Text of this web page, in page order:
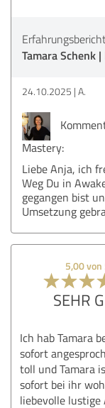
Tamara Schenk
24.10.2025 A.
Mastery:
Liebe Anja, ich
Weg Du in
gegangen bist
Umsetzung
5,00 von
SEHR
Ich hab Tamara
sofort
toll und Tamara
sofort bei ihr
liebevolle lustige